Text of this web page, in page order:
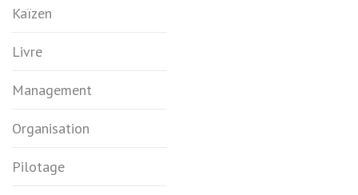
Kaïzen
Livre
Management
Organisation
Pilotage